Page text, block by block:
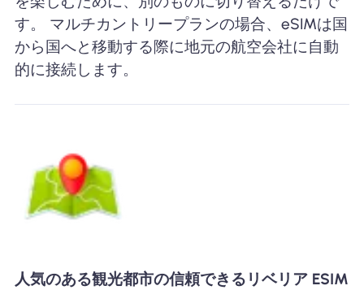
す。 マルチカントリープランの場合、eSIMは国
から国へと移動する際に地元の航空会社に自動
的に接続します。
人気のある観光都市の信頼できるリベリア ESIM